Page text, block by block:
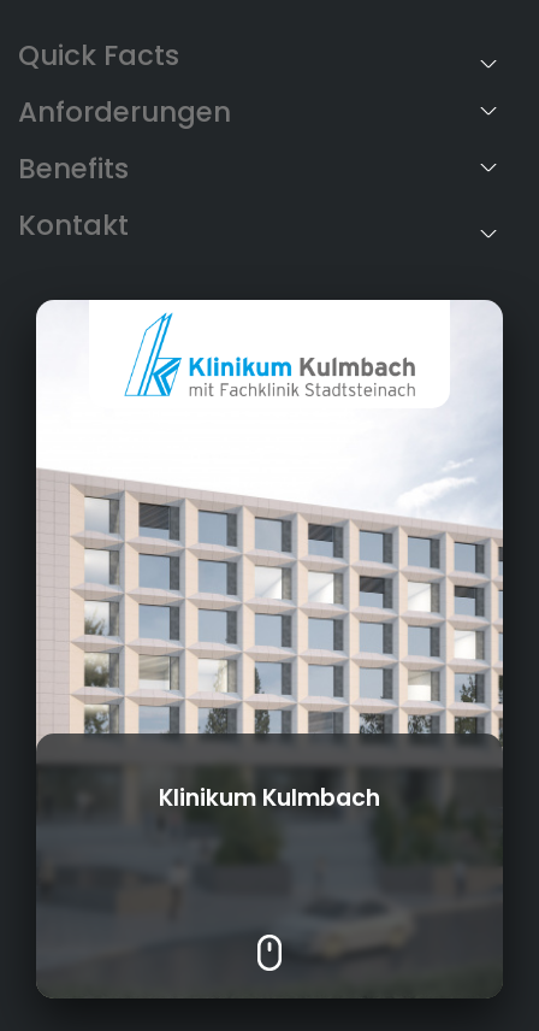
Anforderungen
Benefits
Klinikum Kulmbach